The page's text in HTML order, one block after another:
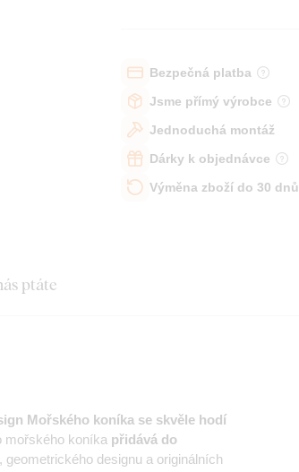
Bezpečná platba
Jsme přímý výrobce
Jednoduchá montáž
Dárky k objednávce
Výměna zboží do 30 dnů
ptáte
Mořského koníka se skvěle hodí
mořského koníka přidává do
designu a originálních